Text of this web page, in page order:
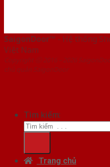
SaigonDoor™ - Hệ thống
Việt Nam
Copyright ⓒ 2016 – 2026
chủ quản SaigonDoor
Tìm kiếm:
Trang chủ